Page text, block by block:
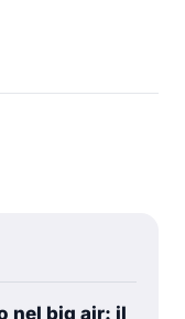
nel big air: il